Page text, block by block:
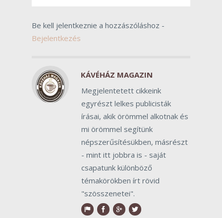
Be kell jelentkeznie a hozzászóláshoz -
Bejelentkezés
KÁVÉHÁZ MAGAZIN
Megjelentetett cikkeink
egyrészt lelkes publicisták
írásai, akik örömmel alkotnak és
mi örömmel segítünk
népszerűsítésükben, másrészt
- mint itt jobbra is - saját
csapatunk különböző
témakörökben írt rövid
"szösszenetei".